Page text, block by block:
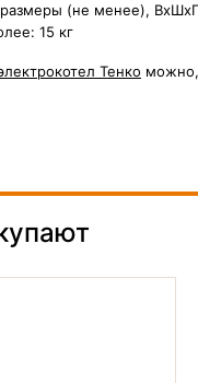
(не менее),
15 кг
Тенко